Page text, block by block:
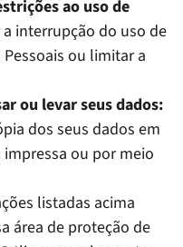
ao uso de
interrupção do uso de
ou limitar a
ou levar seus dados:
dos seus dados em
ou por meio
listadas acima
área de proteção de